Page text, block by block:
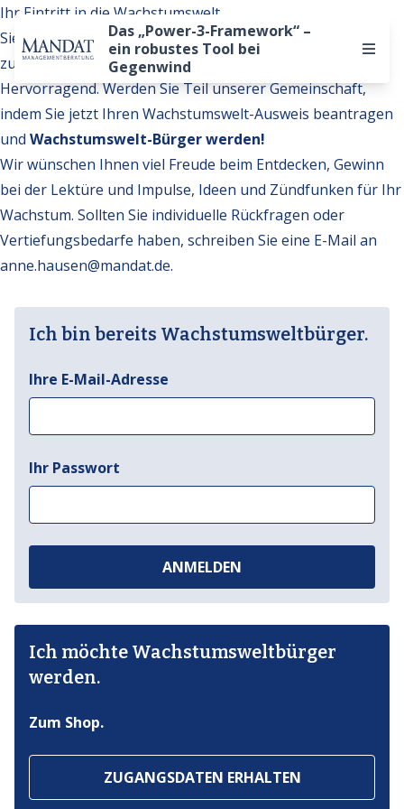
Das „Power-3-Framework“ –
ein robustes Tool bei
Gegenwind
Ihr Eintritt in die Wachstumswelt
Sie möchten auf weitere Inhalte der Wachstumswelt
zugreifen?
Hervorragend. Werden Sie Teil unserer Gemeinschaft,
indem Sie jetzt Ihren Wachstumswelt-Ausweis beantragen
und Wachstumswelt-Bürger werden!
Wir wünschen Ihnen viel Freude beim Entdecken, Gewinn
bei der Lektüre und Impulse, Ideen und Zündfunken für Ihr
Wachstum. Sollten Sie individuelle Rückfragen oder
Vertiefungsbedarfe haben, schreiben Sie eine E-Mail an
anne.hausen@mandat.de.
Ich bin bereits Wachstumsweltbürger.
Ihre E-Mail-Adresse
Ihr Passwort
ANMELDEN
Ich möchte Wachstumsweltbürger
werden.
Zum Shop.
ZUGANGSDATEN ERHALTEN